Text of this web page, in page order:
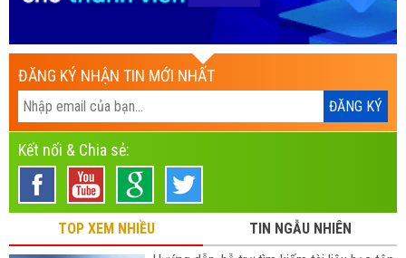
ĐĂNG KÝ NHẬN TIN MỚI NHẤT
Kết nối & Chia sẻ:
TOP XEM NHIỀU
TIN NGẪU NHIÊN